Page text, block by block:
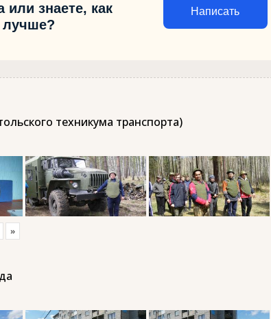
или знаете, как
лучше?
Написать
техникума транспорта)
»